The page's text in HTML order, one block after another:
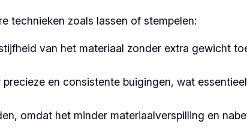
technieken zoals lassen of stempelen:
van het materiaal zonder extra gewicht
en consistente buigingen, wat
omdat het minder materiaalverspilling en